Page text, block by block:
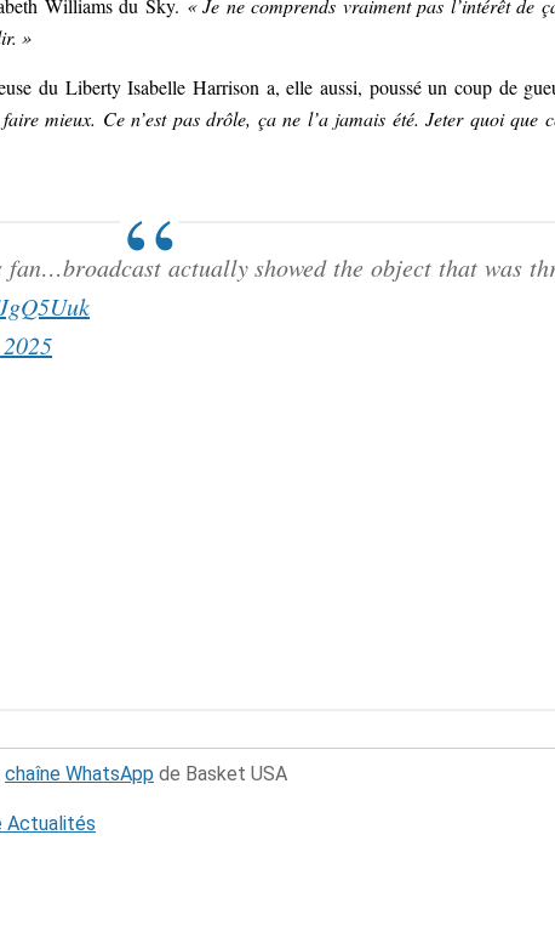
»
du Liberty Isabelle Harrison a, elle aussi, poussé un coup de
mieux. Ce n’est pas drôle, ça ne l’a jamais été. Jeter quoi que
fan…broadcast actually showed the object that was
chaîne WhatsApp de Basket USA
Actualités